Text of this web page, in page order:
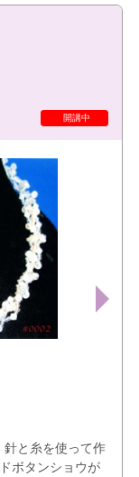
特選講座
開講中
針と糸を使って作
ボタンショウが